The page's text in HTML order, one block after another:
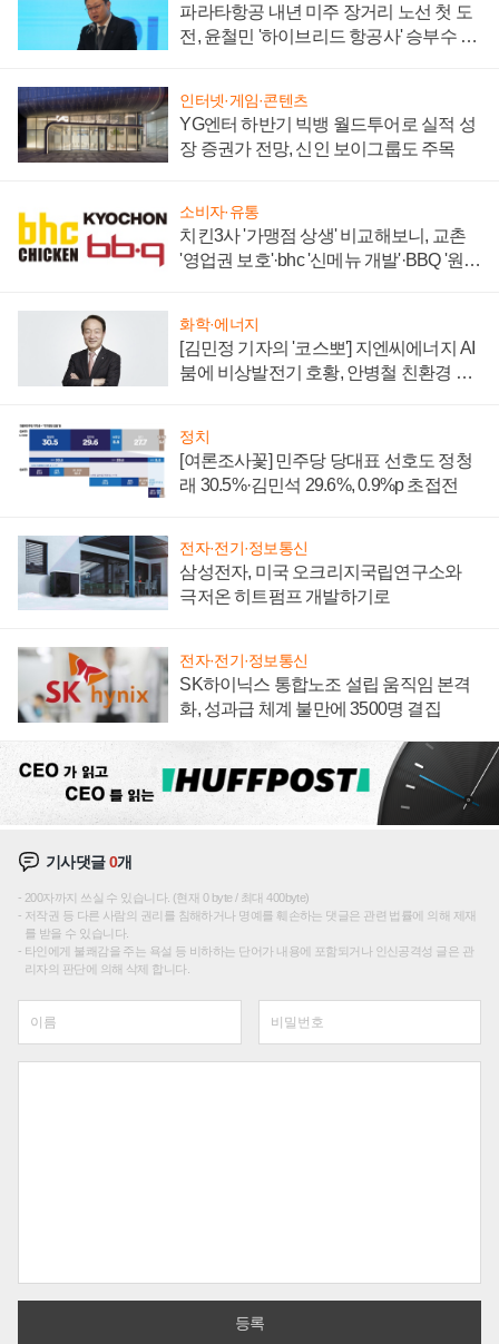
파라타항공 내년 미주 장거리 노선 첫 도
전, 윤철민 '하이브리드 항공사' 승부수 통
인터넷·게임·콘텐츠
YG엔터 하반기 빅뱅 월드투어로 실적 성
장 증권가 전망, 신인 보이그룹도 주목
소비자·유통
치킨3사 '가맹점 상생' 비교해보니, 교촌
'영업권 보호'·bhc '신메뉴 개발'·BBQ '원가
화학·에너지
[김민정 기자의 '코스뽀'] 지엔씨에너지 AI
붐에 비상발전기 호황, 안병철 친환경 에
정치
[여론조사꽃] 민주당 당대표 선호도 정청
래 30.5%·김민석 29.6%, 0.9%p 초접전
전자·전기·정보통신
삼성전자, 미국 오크리지국립연구소와
극저온 히트펌프 개발하기로
전자·전기·정보통신
SK하이닉스 통합노조 설립 움직임 본격
화, 성과급 체계 불만에 3500명 결집
기사댓글0개
200자까지 쓰실 수 있습니다. (현재 0 byte / 최대 400byte)
저작권 등 다른 사람의 권리를 침해하거나 명예를 훼손하는 댓글은 관련 법률에 의해 제재
를 받을 수 있습니다.
타인에게 불쾌감을 주는 욕설 등 비하하는 단어가 내용에 포함되거나 인신공격성 글은 관
리자의 판단에 의해 삭제 합니다.